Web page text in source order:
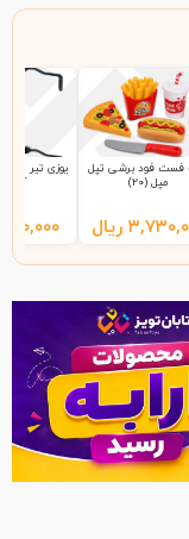
فود برشی تپل
مپل (20)
ریال
آهو (92)